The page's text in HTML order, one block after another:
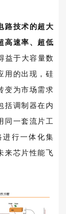
路技术的超大
高速率、超低
益于大容量数
用的出现，硅
变为市场需求
括调制器在内
同一套流片工
行一体化集
来芯片性能飞